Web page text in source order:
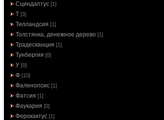
Сциндаптус [1]
Т [3]
Тилландсия [1]
Толстянка, денежное дерево [1]
Традесканция [1]
Тунбергия [0]
У [0]
Ф [10]
Фаленопсис [1]
Фатсия [1]
Фаукария [0]
Ферокактус [1]